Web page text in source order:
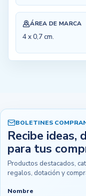
ÁREA DE MARCA
4 x 0,7 cm.
BOLETINES
Recibe ideas,
para tus
Productos destacados,
regalos, dotación y
Nombre